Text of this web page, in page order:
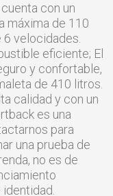
con un
máxima de 110
6 velocidades.
eficiente; El
y confortable,
de 410 litros.
calidad y con un
es una
para
una prueba de
no es de
identidad.